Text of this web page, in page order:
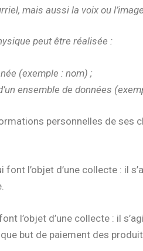
mais aussi la voix ou
peut être réalisée :
(exemple : nom) ;
ensemble de données
personnelles de
l’objet d’une collecte : il
l’objet d’une collecte : il
but de paiement des